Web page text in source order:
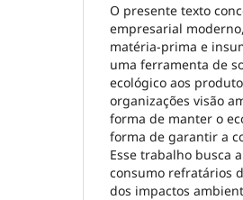
O presente texto
empresarial
matéria-prima e
uma ferramenta de
ecológico aos
organizações visão
forma de manter o
forma de garantir a
Esse trabalho busca
consumo refratários
dos impactos